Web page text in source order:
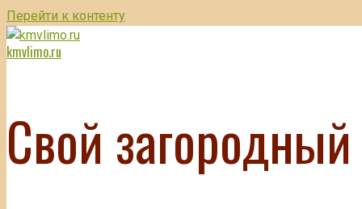
Перейти к контенту
kmvlimo.ru
Свой